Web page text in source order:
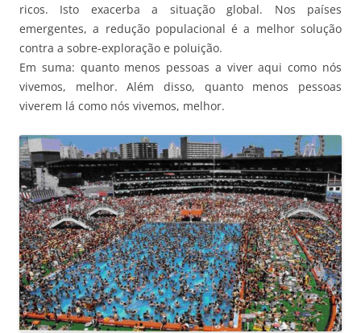
ricos. Isto exacerba a situação global. Nos países
emergentes, a redução populacional é a melhor solução
contra a sobre-exploração e poluição.
Em suma: quanto menos pessoas a viver aqui como nós
vivemos, melhor. Além disso, quanto menos pessoas
viverem lá como nós vivemos, melhor.